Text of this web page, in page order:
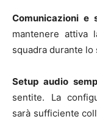
Comunicazioni e
mantenere attiva
squadra durante lo
Setup audio
sentite. La
sarà sufficiente